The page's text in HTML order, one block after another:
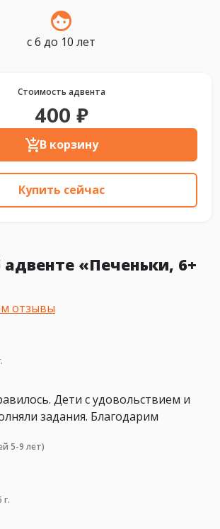
с 6 до 10 лет
Стоимость адвента
400 ₽
В корзину
Купить сейчас
«Печеньки, 6+
отзывы
Дети с удовольствием и
задания. Благодарим
5-9 лет)
г.